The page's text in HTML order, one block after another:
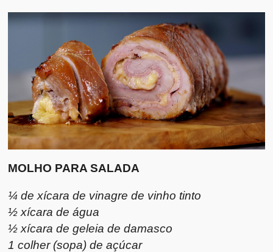
MOLHO PARA SALADA
¼ de xícara de vinagre de vinho tinto
½ xícara de água
½ xícara de geleia de damasco
1 colher (sopa) de açúcar